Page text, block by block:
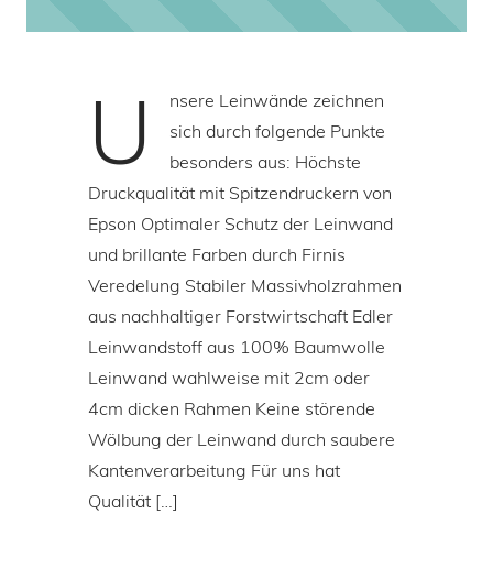
U
nsere Leinwände zeichnen
sich durch folgende Punkte
besonders aus: Höchste
Druckqualität mit Spitzendruckern von
Epson Optimaler Schutz der Leinwand
und brillante Farben durch Firnis
Veredelung Stabiler Massivholzrahmen
aus nachhaltiger Forstwirtschaft Edler
Leinwandstoff aus 100% Baumwolle
Leinwand wahlweise mit 2cm oder
4cm dicken Rahmen Keine störende
Wölbung der Leinwand durch saubere
Kantenverarbeitung Für uns hat
Qualität […]